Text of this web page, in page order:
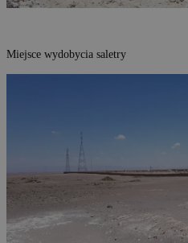
Miejsce wydobycia saletry